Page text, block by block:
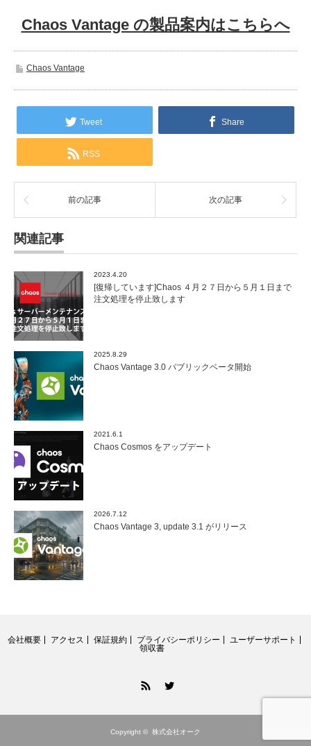
Chaos Vantage の製品案内はこちらへ
Chaos Vantage
Tweet Share
RSS
前の記事 次の記事
関連記事
2023.4.20
[復帰しています]Chaos ４月２７日から５月１日まで
注文処理を停止致します
2025.8.29
Chaos Vantage 3.0 パブリックベータ開始
2021.6.1
Chaos Cosmos をアップデート
2026.7.12
Chaos Vantage 3, update 3.1 がリリース
会社概要 アクセス 保証規約 プライバシーポリシー
ユーザーサポート
領収書
Copyright © 株式会社オーク